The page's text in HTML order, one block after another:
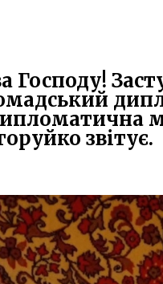
Господу!
звітує.